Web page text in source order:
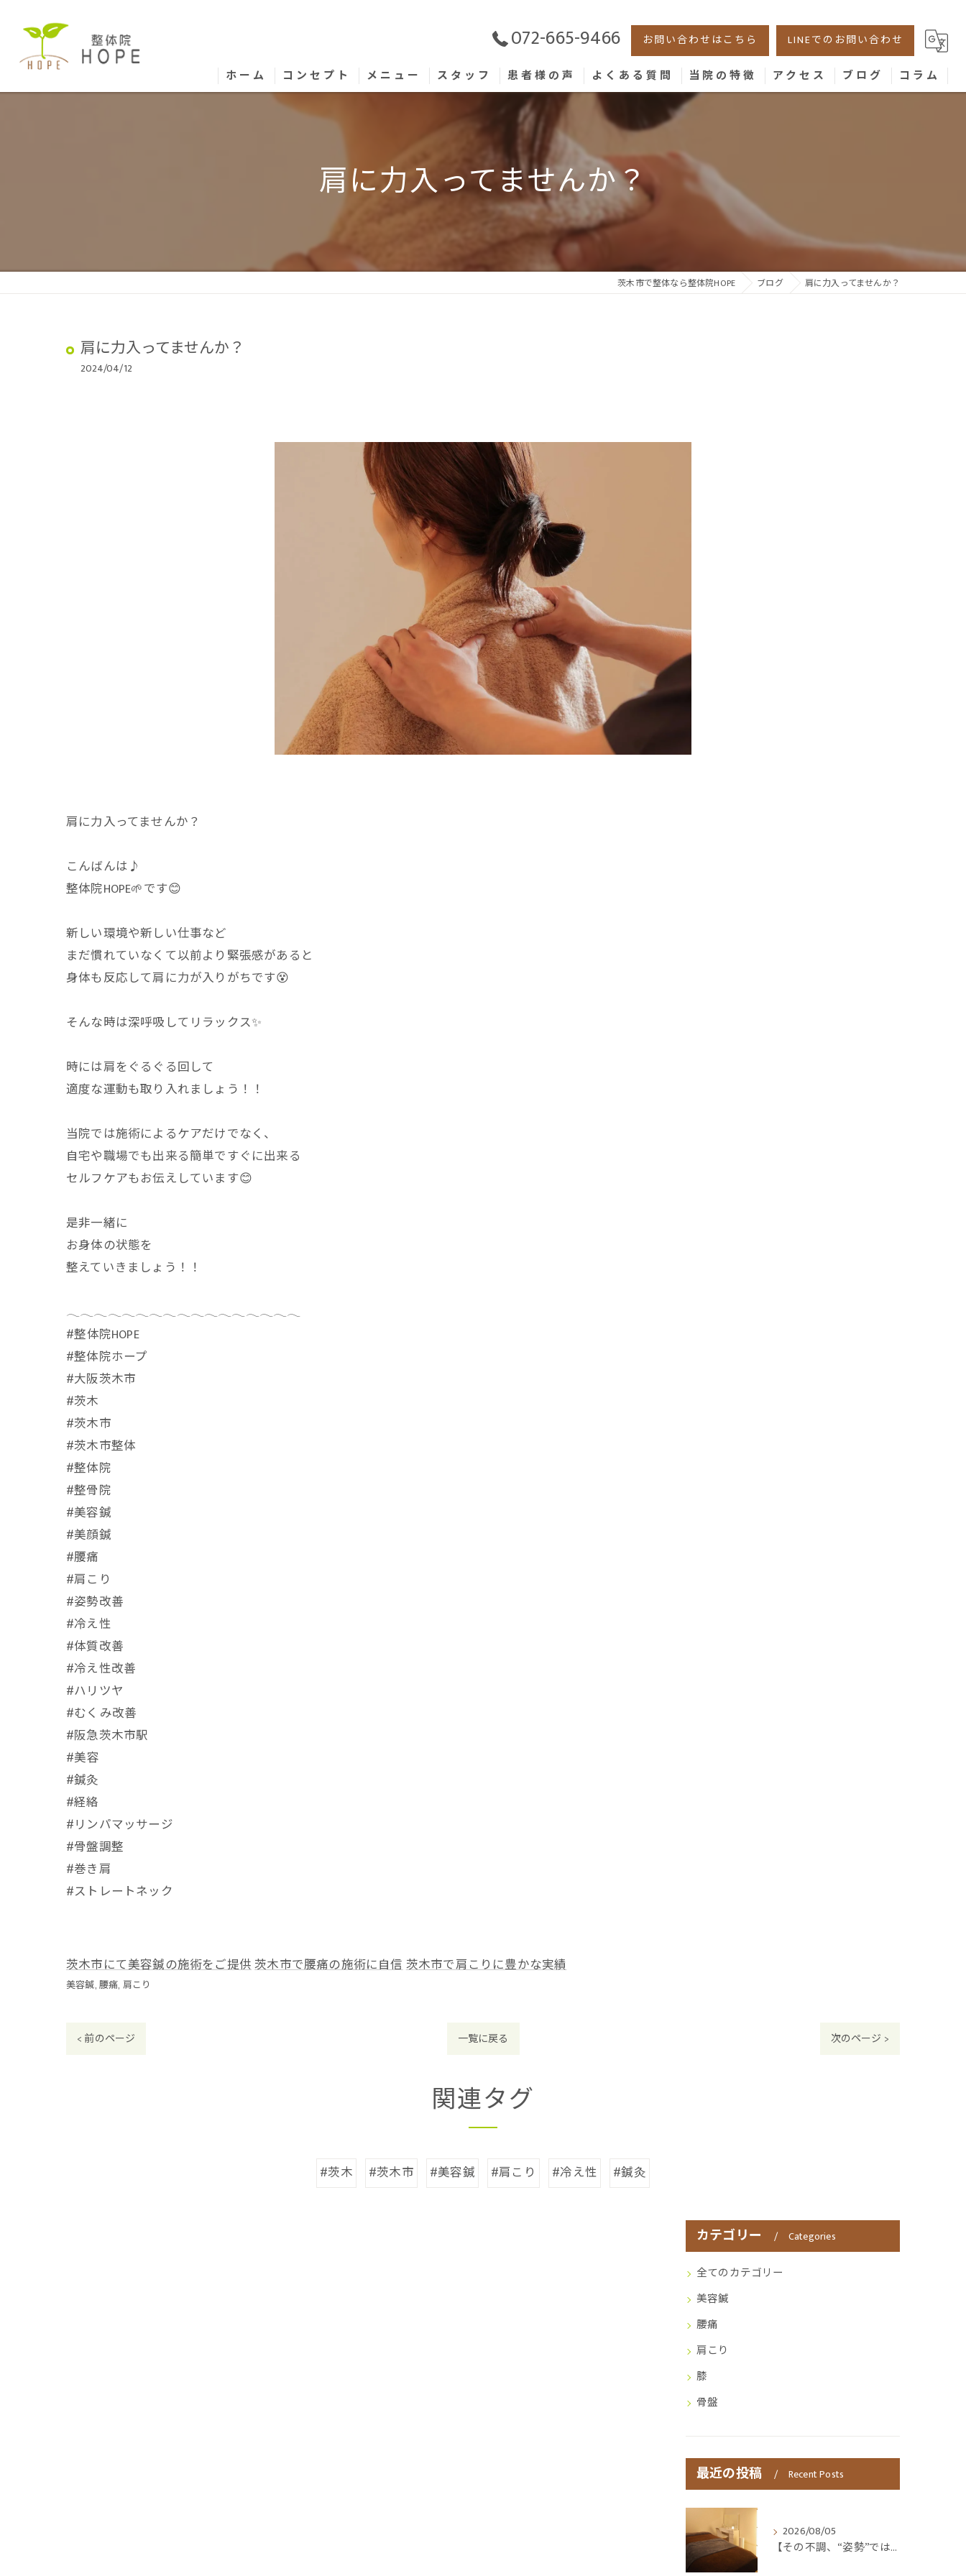
072-665-9466 お問い合わせはこちら LINEでのお問い合わせ
ホーム コンセプト メニュー スタッフ 患者様の声 よくある質問 当院の特徴
肩こり
アクセス ブログ コラム
肩に力入ってませんか？
茨木市で整体なら整体院HOPE ブログ 肩に力入ってませんか？
肩に力入ってませんか？
2024/04/12
肩に力入ってませんか？
こんばんは♪
整体院HOPE🌱です😊
新しい環境や新しい仕事など
まだ慣れていなくて以前より緊張感があると
身体も反応して肩に力が入りがちです😵
そんな時は深呼吸してリラックス✨
時には肩をぐるぐる回して
適度な運動も取り入れましょう！！
当院では施術によるケアだけでなく、
自宅や職場でも出来る簡単ですぐに出来る
セルフケアもお伝えしています😊
是非一緒に
お身体の状態を
整えていきましょう！！
𓂃𓂃𓂃𓂃𓂃𓂃𓂃𓂃𓂃𓂃𓂃𓂃𓂃𓂃𓂃𓂃𓂃
⁡#整体院HOPE
#整体院ホープ
#大阪茨木市
#茨木
#茨木市
#茨木市整体
#整体院
#整骨院
#美容鍼
#美顔鍼
#腰痛
#肩こり
#姿勢改善
#冷え性
#体質改善
#冷え性改善
#ハリツヤ
#むくみ改善
#阪急茨木市駅
⁡#美容
#鍼灸
#経絡
#リンパマッサージ
#骨盤調整
#巻き肩
#ストレートネック
茨木市にて美容鍼の施術をご提供茨木市で腰痛の施術に自信茨木市で肩こりに豊かな実績
美容鍼 腰痛 肩こり
< 前のページ 一覧に戻る 次のページ >
関連タグ
#茨木 #茨木市 #美容鍼 #肩こり #冷え性 #鍼灸
カテゴリー Categories
全てのカテゴリー
美容鍼
腰痛
肩こり
膝
骨盤
最近の投稿 Recent Posts
2026/08/05
【その不調、“姿勢”ではなく“呼吸”かもしれません😮‍💨】